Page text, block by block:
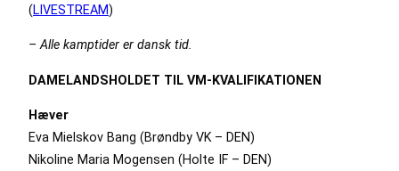
(LIVESTREAM)
– Alle kamptider er dansk tid.
DAMELANDSHOLDET TIL VM-KVALIFIKATIONEN
Hæver
Eva Mielskov Bang (Brøndby VK – DEN)
Nikoline Maria Mogensen (Holte IF – DEN)